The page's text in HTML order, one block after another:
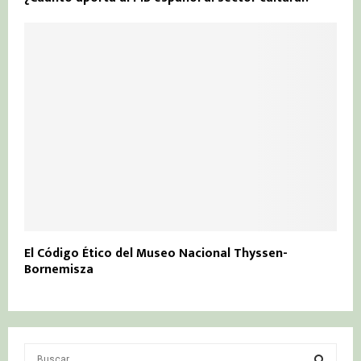
El Código Ético del Museo Nacional Thyssen-
Bornemisza